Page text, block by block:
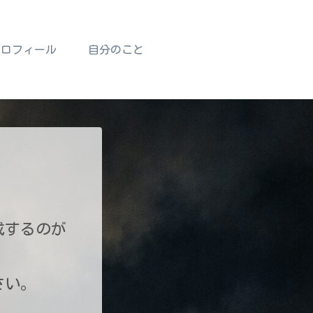
フィール 自分のこと
するのが
。